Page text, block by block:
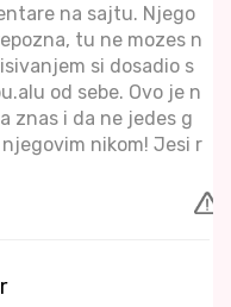
na sajtu. Njego
tu ne mozes n
si dosadio s
od sebe. Ovo je n
znas i da ne jedes g
nikom! Jesi r